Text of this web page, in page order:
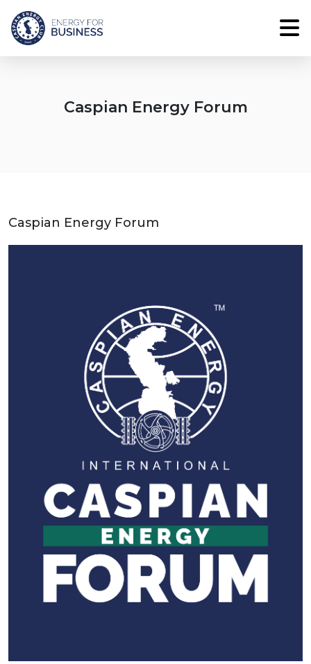
Caspian Energy Forum
Caspian Energy Forum